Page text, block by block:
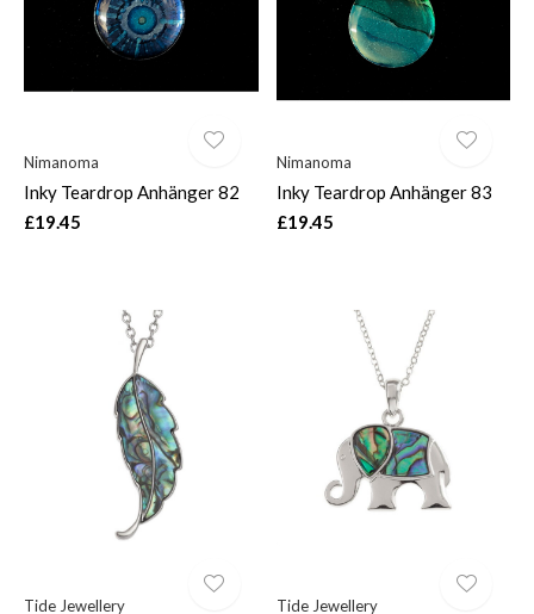
Nimanoma
Inky Teardrop Anhänger 82
£19.45
Nimanoma
Inky Teardrop Anhänger 83
£19.45
Tide Jewellery Tide Jewellery